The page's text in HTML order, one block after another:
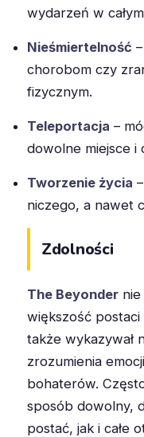
wydarzeń w całym
Nieśmiertelność
chorobom czy
fizycznym.
Teleportacja –
dowolne miejsce i
Tworzenie życia
niczego, a nawet
Zdolności
The Beyonder
większość postaci
także wykazywał
zrozumienia
bohaterów.
sposób dowolny,
postać, jak i całe